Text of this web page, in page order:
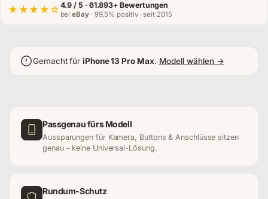
★★★★☆ 4.9 / 5 · 61.893+ Bewertungen
beieBay· 99,5% positiv · seit 2015
Gemacht füriPhone 13 Pro Max. Modell wählen →
Passgenau fürs Modell
Aussparungen für Kamera, Buttons & Anschlüsse sitzen
genau – keine Universal-Lösung.
Rundum-Schutz